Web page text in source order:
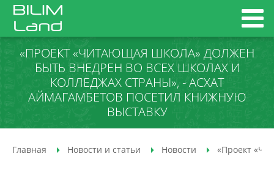
«ПРОЕКТ «ЧИТАЮЩАЯ ШКОЛА» ДОЛЖЕН
БЫТЬ ВНЕДРЕН ВО ВСЕХ ШКОЛАХ И
КОЛЛЕДЖАХ СТРАНЫ», - АСХАТ
АЙМАГАМБЕТОВ ПОСЕТИЛ КНИЖНУЮ
ВЫСТАВКУ
Главная Новости и статьи Новости «Проект